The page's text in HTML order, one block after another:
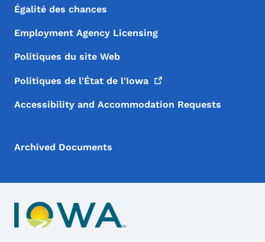
Égalité des chances
Employment Agency Licensing
Politiques du site Web
Politiques de l'État de l'Iowa
Accessibility and Accommodation Requests
Archived Documents